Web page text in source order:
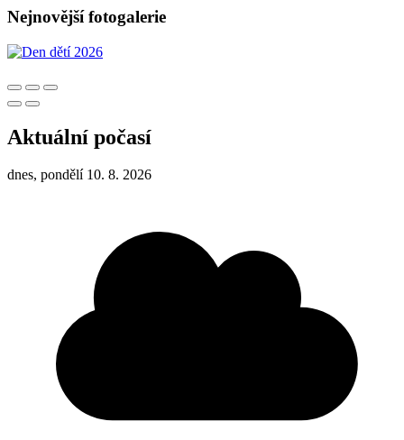
Nejnovější fotogalerie
Aktuální počasí
dnes, pondělí 10. 8. 2026